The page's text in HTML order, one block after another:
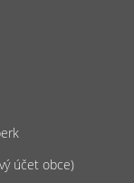
účet obce)